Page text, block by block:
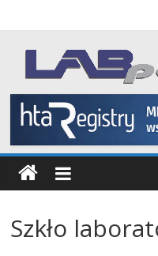
to
content
Laboratoria
Aparatura
Badania
Szkło